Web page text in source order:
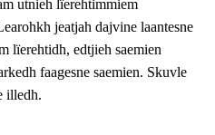
utnieh lïerehtimmiem
jeatjah dajvine laantesne
lïerehtidh, edtjieh saemien
faagesne saemien. Skuvle
illedh.